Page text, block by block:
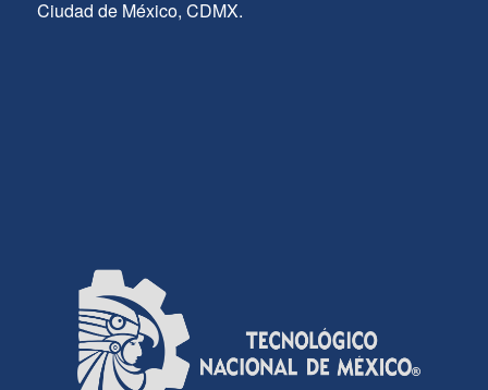
Ciudad de México, CDMX.